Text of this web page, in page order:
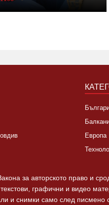
Европа
за авторското право и
графични и видео
и снимки само след